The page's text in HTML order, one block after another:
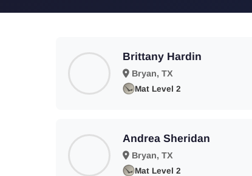
Brittany Hardin
Bryan, TX
Mat Level 2
Andrea Sheridan
Bryan, TX
Mat Level 2